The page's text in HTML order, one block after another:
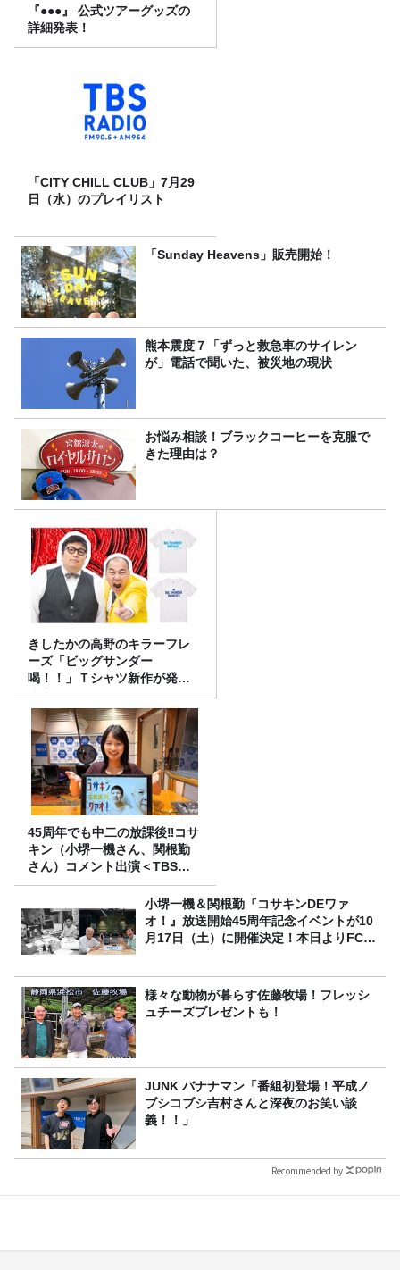
『●●●』 公式ツアーグッズの
詳細発表！
「CITY CHILL CLUB」7月29
日（水）のプレイリスト
「Sunday Heavens」販売開始！
熊本震度７「ずっと救急車のサイレン
が」電話で聞いた、被災地の現状
お悩み相談！ブラックコーヒーを克服で
きた理由は？
きしたかの高野のキラーフレ
ーズ「ビッグサンダー
喝！！」Ｔシャツ新作が発売
決定！
45周年でも中二の放課後‼コサ
キン（小堺一機さん、関根勤
さん）コメント出演＜TBSラ
ジオ番組審議会からのご報告
小堺一機＆関根勤『コサキンDEワァ
オ！』放送開始45周年記念イベントが10
月17日（土）に開催決定！本日よりFC先
様々な動物が暮らす佐藤牧場！フレッシ
ュチーズプレゼントも！
JUNK バナナマン「番組初登場！平成ノ
ブシコブシ吉村さんと深夜のお笑い談
義！！」
Recommended by